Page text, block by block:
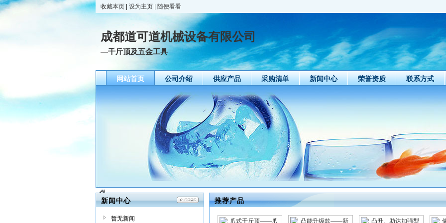
收藏本页 设为主页 随便看看
成都道可道机械设备有限公司
—千斤顶及五金工具
网站首页 公司介绍 供应产品 采购清单 新闻中心 荣誉资质 联系方式
新闻中心
暂无新闻
推荐产品